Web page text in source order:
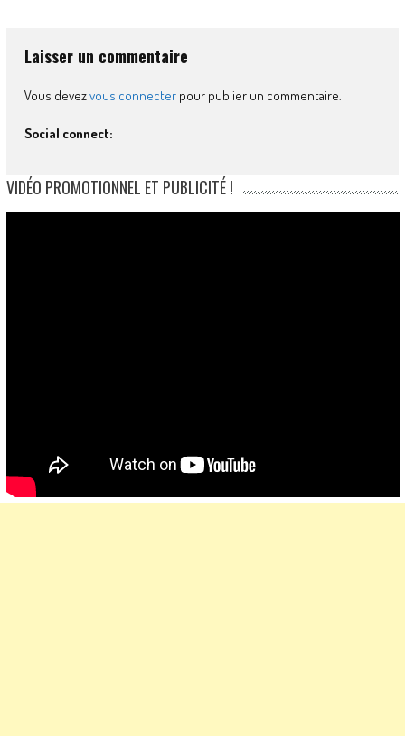
Laisser un commentaire
Vous devezvous connecterpour publier un commentaire.
Social connect:
VIDÉO PROMOTIONNEL ET PUBLICITÉ !